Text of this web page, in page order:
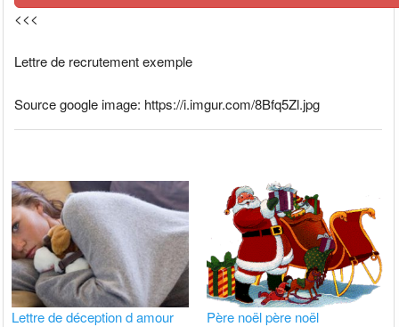
<<<
Lettre de recrutement exemple
Source google image: https://i.imgur.com/8Bfq5Zl.jpg
Lettre de déception d amour Père noël père noël